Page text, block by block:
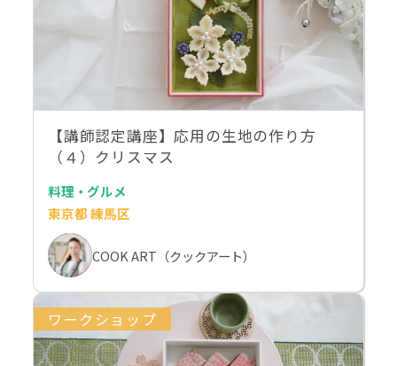
【講師認定講座】応用の生地の作り方
（４）クリスマス
料理・グルメ
東京都 練馬区
COOK ART（クックアート）
ワークショップ